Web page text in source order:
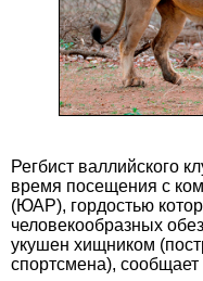
Регбист валлийского
время посещения с
(ЮАР), гордостью
человекообразных
укушен хищником
спортсмена),